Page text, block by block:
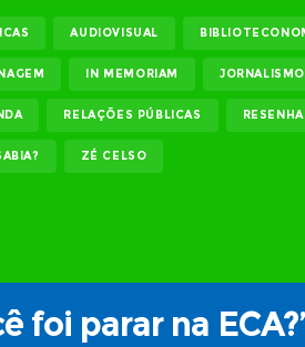
AUDIOVISUAL
IN MEMORIAM JORNALISMO
RELAÇÕES PÚBLICAS RESENHA
ZÉ CELSO
foi parar na